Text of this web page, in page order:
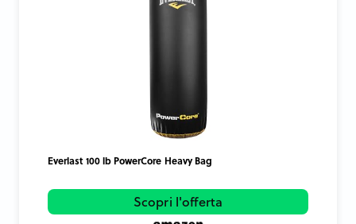
Everlast 100 lb PowerCore Heavy Bag
Scopri l'offerta